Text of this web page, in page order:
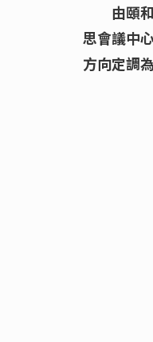
由頤
思會議中
方向定調